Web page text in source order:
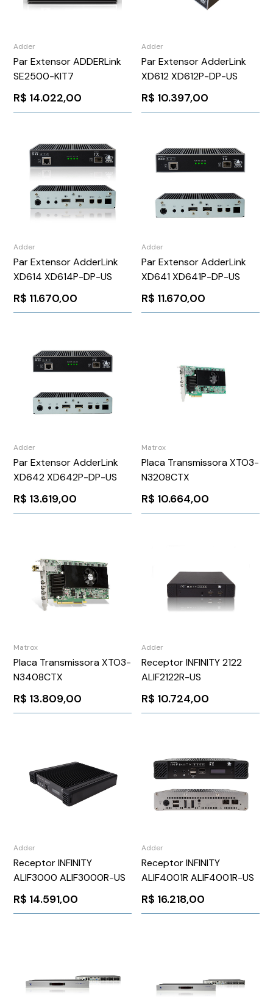
Adder
Par Extensor ADDERLink
SE2500-KIT7
R$ 14.022,00
Adder
Par Extensor AdderLink
XD612 XD612P-DP-US
R$ 10.397,00
Adder
Par Extensor AdderLink
XD614 XD614P-DP-US
R$ 11.670,00
Adder
Par Extensor AdderLink
XD641 XD641P-DP-US
R$ 11.670,00
Adder
Par Extensor AdderLink
XD642 XD642P-DP-US
R$ 13.619,00
Matrox
Placa Transmissora XTO3-
N3208CTX
R$ 10.664,00
Matrox
Placa Transmissora XTO3-
N3408CTX
R$ 13.809,00
Adder
Receptor INFINITY 2122
ALIF2122R-US
R$ 10.724,00
Adder
Receptor INFINITY
ALIF3000 ALIF3000R-US
R$ 14.591,00
Adder
Receptor INFINITY
ALIF4001R ALIF4001R-US
R$ 16.218,00